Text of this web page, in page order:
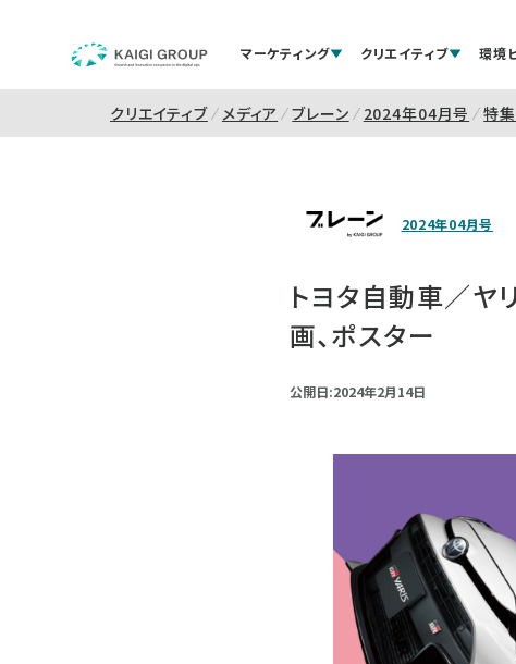
マーケティング クリエイティブ 環境
クリエイティブ メディア ブレーン 2024年04月号 特
2024年04月号
トヨタ自動車／ヤ
画、ポスター
公開日:2024年2月14日